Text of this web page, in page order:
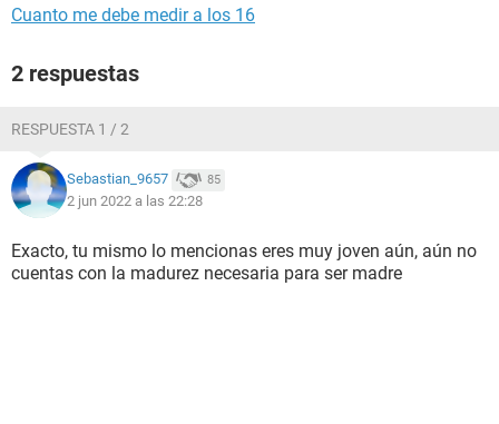
Cuanto me debe medir a los 16
2 respuestas
RESPUESTA 1 / 2
Sebastian_9657 85
2 jun 2022 a las 22:28
Exacto, tu mismo lo mencionas eres muy joven aún, aún no
cuentas con la madurez necesaria para ser madre